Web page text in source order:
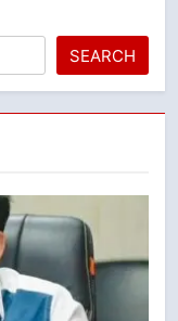
SEARCH